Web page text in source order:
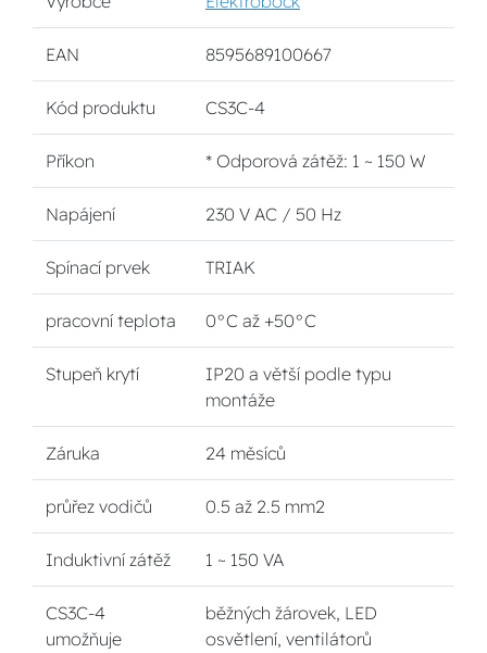
EAN 8595689100667
Kód produktu CS3C-4
Příkon * Odporová zátěž: 1 ~ 150 W
Napájení 230 V AC / 50 Hz
Spínací prvek TRIAK
pracovní teplota 0°C až +50°C
Stupeň krytí
IP20 a větší podle typu
montáže
Záruka 24 měsíců
průřez vodičů 0.5 až 2.5 mm2
Induktivní zátěž 1 ~ 150 VA
CS3C-4
umožňuje
běžných žárovek, LED
osvětlení, ventilátorů